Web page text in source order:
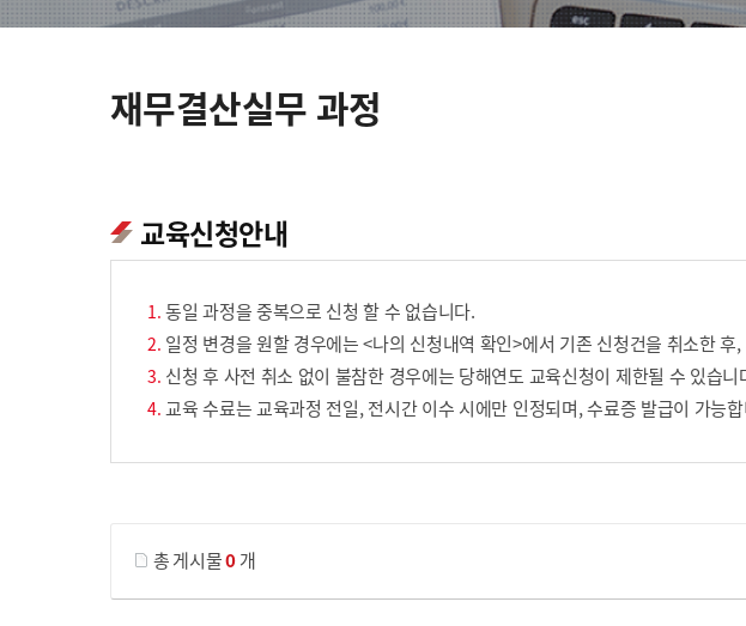
재무결산실무 과정
교육신청안내
동일 과정을 중복으로 신청 할 수 없습니다.
일정 변경을 원할 경우에는 <나의 신청내역 확인>에서 기존 신청건을 취소한 후
신청 후 사전 취소 없이 불참한 경우에는 당해연도 교육신청이 제한될 수 있습니
교육 수료는 교육과정 전일, 전시간 이수 시에만 인정되며, 수료증 발급이 가능
총 게시물0개